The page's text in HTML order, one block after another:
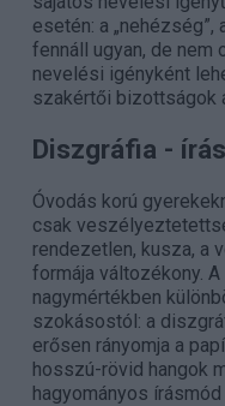
esetén: a „nehézség”,
fennáll ugyan, de nem
nevelési igényként
szakértői bizottságok
Diszgráfia -
Óvodás korú
csak
rendezetlen, kusza, a
formája változékony.
nagymértékben
szokásostól: a
erősen rányomja a
hosszú-rövid hangok
hagyományos